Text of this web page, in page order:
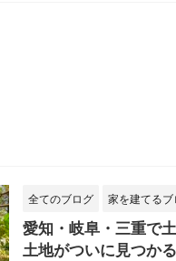
全てのブログ 家を建てるブ
愛知・岐阜・三重で
土地がついに見つかる